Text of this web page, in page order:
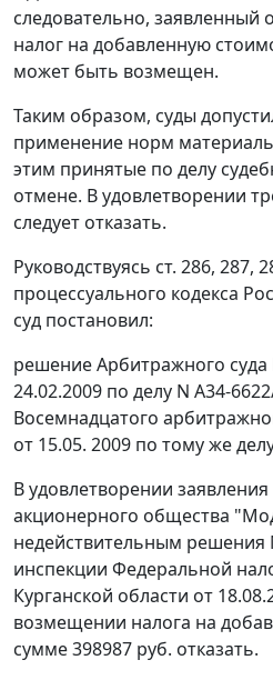
следовательно, заявленный
налог на добавленную
может быть возмещен.
Таким образом, суды
применение норм
этим принятые по делу
отмене. В удовлетворении
следует отказать.
Руководствуясь ст. 286, 287,
процессуального кодекса
суд постановил:
решение Арбитражного суда
24.02.2009 по делу N А34-
Восемнадцатого
от 15.05. 2009 по тому же
В удовлетворении
акционерного общества
недействительным
инспекции Федеральной
Курганской области от
возмещении налога на
сумме 398987 руб. отказать.